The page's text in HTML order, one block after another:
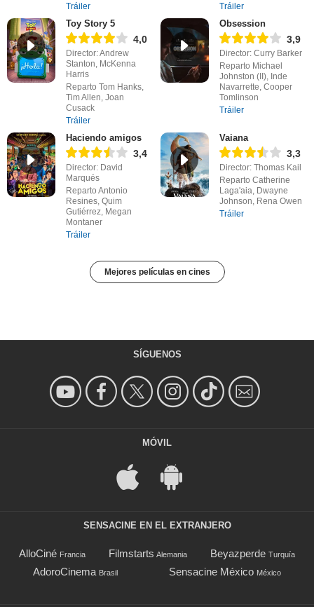
Tráiler
Tráiler
Toy Story 5
4,0
Director: Andrew
Stanton, McKenna
Harris
Reparto Tom Hanks,
Tim Allen, Joan
Cusack
Tráiler
Obsession
3,9
Director: Curry Barker
Reparto Michael
Johnston (II), Inde
Navarrette, Cooper
Tomlinson
Tráiler
Haciendo amigos
3,4
Director: David
Marqués
Reparto Antonio
Resines, Quim
Gutiérrez, Megan
Montaner
Tráiler
Vaiana
3,3
Director: Thomas Kail
Reparto Catherine
Laga'aia, Dwayne
Johnson, Rena Owen
Tráiler
Mejores películas en cines
SÍGUENOS
MÓVIL
SENSACINE EN EL EXTRANJERO
AlloCiné Francia Filmstarts Alemania Beyazperde Turquía
AdoroCinema Brasil Sensacine México México